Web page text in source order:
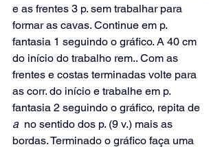
e as frentes 3 p. sem trabalhar para
formar as cavas. Continue em p.
fantasia 1 seguindo o gráfico. A 40 cm
do início do trabalho rem.. Com as
frentes e costas terminadas volte para
as corr. do início e trabalhe em p.
fantasia 2 seguindo o gráfico, repita de
a no sentido dos p. (9 v.) mais as
bordas. Terminado o gráfico faça uma